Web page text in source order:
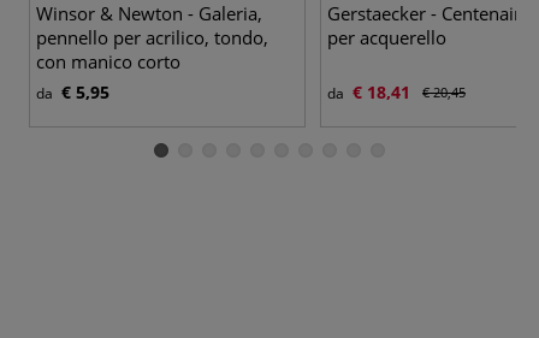
Winsor & Newton - Galeria,
pennello per acrilico, tondo,
con manico corto
da € 5,95
Gerstaecker -
per acquerello
da € 18,41 € 20,45